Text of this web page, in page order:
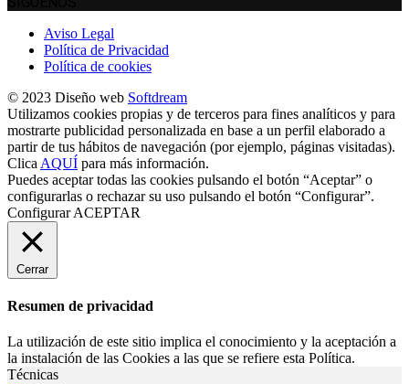
Aviso Legal
Política de Privacidad
Política de cookies
© 2023 Diseño web Softdream
Utilizamos cookies propias y de terceros para fines analíticos y para
mostrarte publicidad personalizada en base a un perfil elaborado a
partir de tus hábitos de navegación (por ejemplo, páginas visitadas).
Clica AQUÍ para más información.
Puedes aceptar todas las cookies pulsando el botón “Aceptar” o
configurarlas o rechazar su uso pulsando el botón “Configurar”.
Configurar ACEPTAR
Cerrar
Resumen de privacidad
La utilización de este sitio implica el conocimiento y la aceptación a
la instalación de las Cookies a las que se refiere esta Política.
Técnicas